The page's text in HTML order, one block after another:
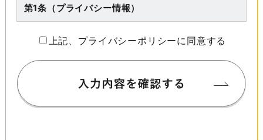
第1条（プライバシー情報）
プライバシー情報のうち「個人情報」とは，個人情報
保護法にいう「個人情報」を指すものとし，生存する
個人に関する情報であって，当該情報に含まれる氏
等により特定の個人を識別できる情報を指します。
プライバシー情報のうち「履歴情報および特性情報」
上記、プライバシーポリシーに同意する